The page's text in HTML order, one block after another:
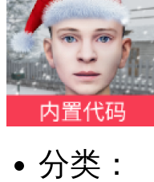
分类：